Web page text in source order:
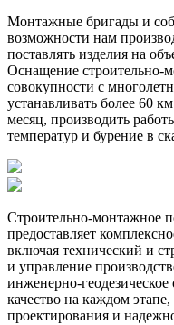
Монтажные бригады и
возможности нам
поставлять изделия на
Оснащение строительно-
совокупности с
устанавливать более 60
месяц, производить
температур и бурение в
Строительно-монтажное
предоставляет
включая технический и
и управление
инженерно-
качество на каждом
проектирования и